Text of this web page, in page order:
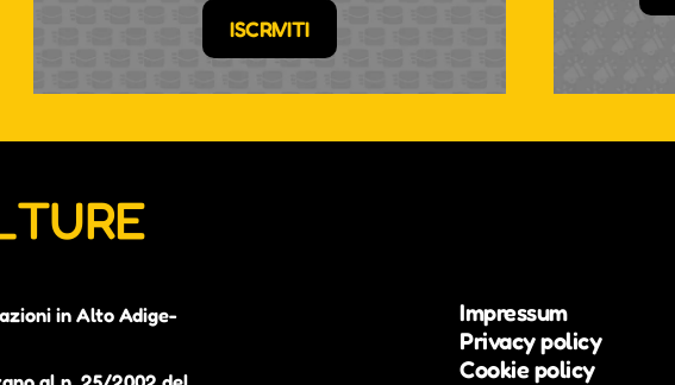
ISCRIVITI
in Alto Adige-
Impressum
Privacy policy
Cookie policy